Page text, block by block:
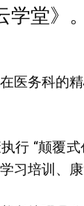
学堂》。
医务科的
行 “颠覆
习培训、